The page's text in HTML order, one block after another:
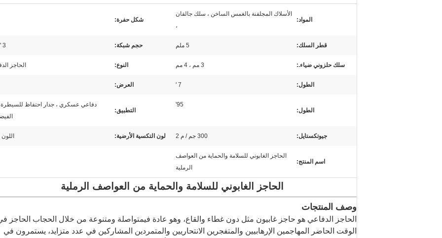
المواد:
الأسلاك المجلفنة بالغمس الساخن ، سلك جالفان
،
شكل حفرة:
قطر السلك: 5 ملم حجم شبكة: 3 "× 3"
سلك حلزوني ضياء.: 3 مم ، 4 مم النوع: الحاجز
الطول: 7 ' العرض:
الطول:
95'
التطبيق:
دفاعي عسكري ، جدار احتفاظ
جيوتكستايل: 300 جم / م 2 لون التكسية الأرضية:
اسم المنتج:
الحاجز الغابوني للسلامة والحماية من العواصف
الرملية
الحاجز الغابوني للسلامة والحماية من العواصف الرملية
وصف المنتجات
الحاجز الدفاعي هو حاجز غابيون مثل دون غطاء والقاع، وهو عادة فيمتواصلة ومتنوعة من خلال الحجاب الحاجز
الوقت الحاضر المهاجمين الإرهابيين والمتفجرين الانتحاريين والمتمردين المشاركين في عدد متزايد، يستمرون في